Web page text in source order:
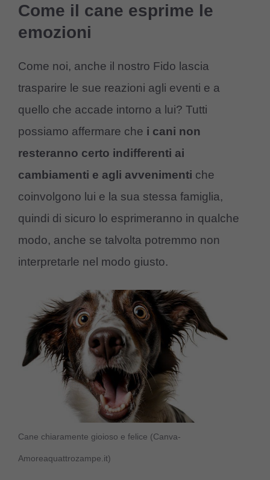
Come il cane esprime le
emozioni
Come noi, anche il nostro Fido lascia
trasparire le sue reazioni agli eventi e a
quello che accade intorno a lui? Tutti
possiamo affermare che i cani non
resteranno certo indifferenti ai
cambiamenti e agli avvenimenti che
coinvolgono lui e la sua stessa famiglia,
quindi di sicuro lo esprimeranno in qualche
modo, anche se talvolta potremmo non
interpretarle nel modo giusto.
Cane chiaramente gioioso e felice (Canva-
Amoreaquattrozampe.it)